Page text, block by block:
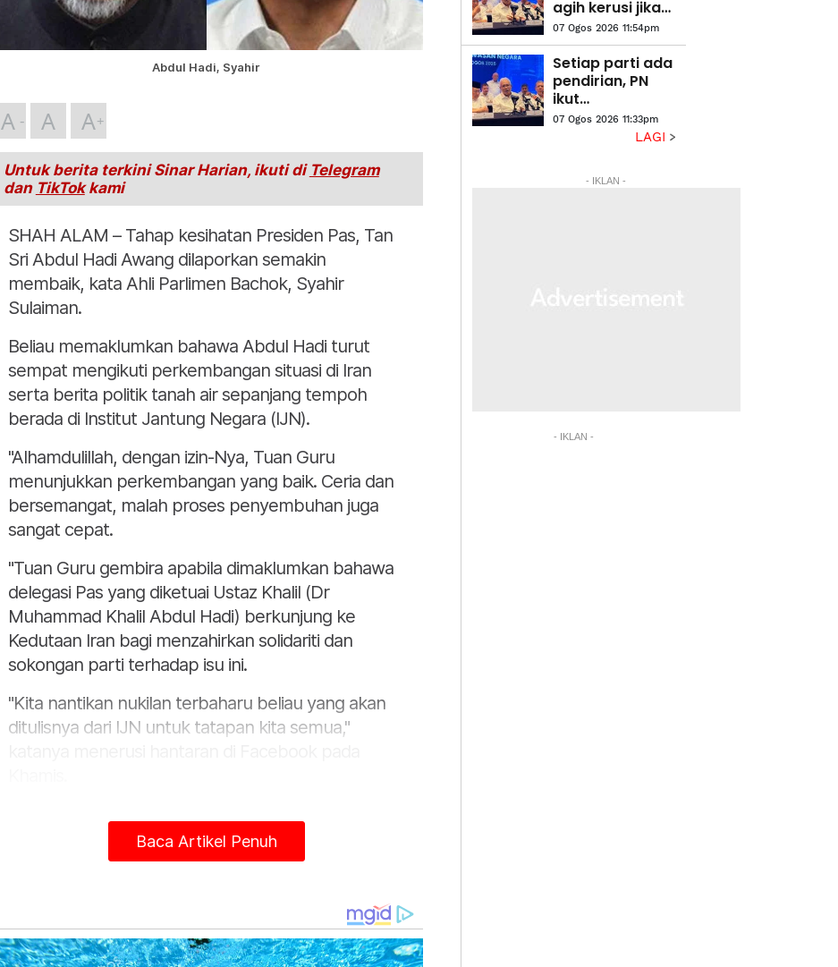
Abdul Hadi, Syahir
A A A
Untuk berita terkini Sinar Harian, ikuti di Telegram
dan TikTokkami
SHAH ALAM – Tahap kesihatan Presiden Pas, Tan
Sri Abdul Hadi Awang dilaporkan semakin
membaik, kata Ahli Parlimen Bachok, Syahir
Sulaiman.
Beliau memaklumkan bahawa Abdul Hadi turut
sempat mengikuti perkembangan situasi di Iran
serta berita politik tanah air sepanjang tempoh
berada di Institut Jantung Negara (IJN).
"Alhamdulillah, dengan izin-Nya, Tuan Guru
menunjukkan perkembangan yang baik. Ceria dan
bersemangat, malah proses penyembuhan juga
sangat cepat.
"Tuan Guru gembira apabila dimaklumkan bahawa
delegasi Pas yang diketuai Ustaz Khalil (Dr
Muhammad Khalil Abdul Hadi) berkunjung ke
Kedutaan Iran bagi menzahirkan solidariti dan
sokongan parti terhadap isu ini.
"Kita nantikan nukilan terbaharu beliau yang akan
ditulisnya dari IJN untuk tatapan kita semua,"
Parlimen Marang itu menjalani rawatan pada
Baca Artikel Penuh
agih kerusi jika
mahu kekalkan
'gelombang
biru' - Hamzah
07 Ogos 2026 11:54pm
Setiap parti ada
pendirian, PN
ikut
perlembagaan
gabungan -
07 Ogos 2026 11:33pm
LAGI
- IKLAN -
- IKLAN -